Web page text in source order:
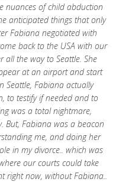
nuances of child abduction
anticipated things that only
Fabiana negotiated with
back to the USA with our
all the way to Seattle. She
at an airport and start
Seattle, Fabiana actually
to testify if needed and to
was a total nightmare,
But, Fabiana was a beacon
me, and doing her
in my divorce.. which was
our courts could take
right now, without Fabiana..